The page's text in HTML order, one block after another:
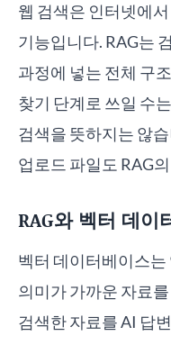
웹 검색은 인터넷에
기능입니다. RAG는
과정에 넣는 전체 구
찾기 단계로 쓰일 수
검색을 뜻하지는 않
업로드 파일도 RAG
RAG와 벡터 데이
벡터 데이터베이스는
의미가 가까운 자료
검색한 자료를 AI 답